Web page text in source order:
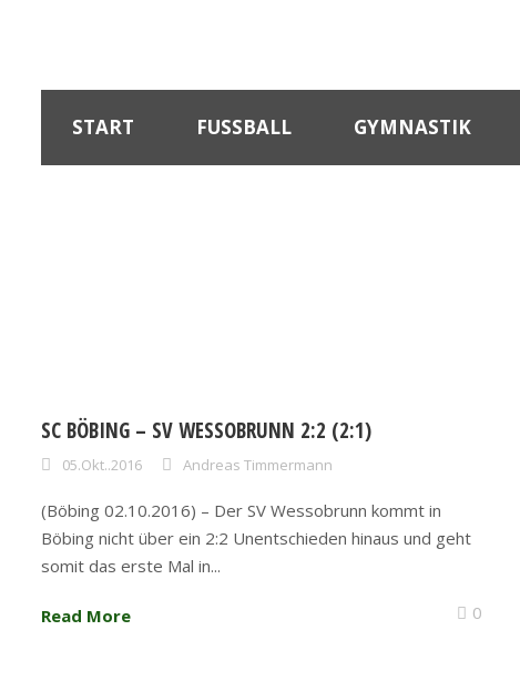
START FUSSBALL GYMNASTIK
SC BÖBING – SV WESSOBRUNN 2:2 (2:1)
05.Okt..2016 Andreas Timmermann
(Böbing 02.10.2016) – Der SV Wessobrunn kommt in
Böbing nicht über ein 2:2 Unentschieden hinaus und geht
somit das erste Mal in...
Read More 0